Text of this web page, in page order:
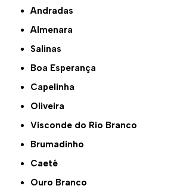
Andradas
Almenara
Salinas
Boa Esperança
Capelinha
Oliveira
Visconde do Rio Branco
Brumadinho
Caeté
Ouro Branco